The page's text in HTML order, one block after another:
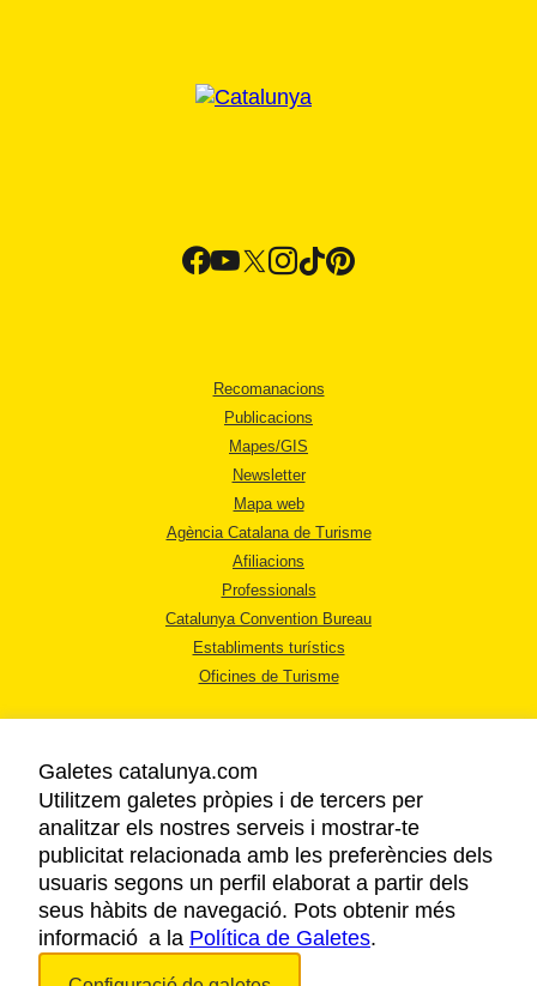
Recomanacions
Publicacions
Mapes/GIS
Newsletter
Mapa web
Agència Catalana de Turisme
Afiliacions
Professionals
Catalunya Convention Bureau
Establiments turístics
Oficines de Turisme
AVÍS LEGAL
POLÍTICA DE PRIVACITAT
COOKIES
ACCESSIBILITAT
Galetes catalunya.com
Utilitzem galetes pròpies i de tercers per
analitzar els nostres serveis i mostrar-te
publicitat relacionada amb les preferències dels
usuaris segons un perfil elaborat a partir dels
seus hàbits de navegació. Pots obtenir més
informació a la Política de Galetes.